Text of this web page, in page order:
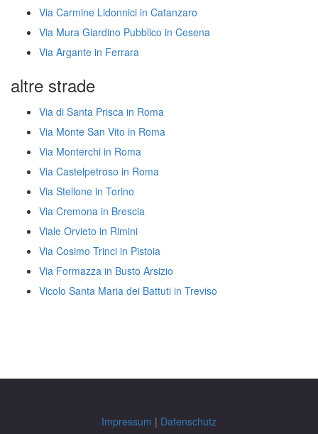
Via Carmine Lidonnici in Catanzaro
Via Mura Giardino Pubblico in Cesena
Via Argante in Ferrara
altre strade
Via di Santa Prisca in Roma
Via Monte San Vito in Roma
Via Monterchi in Roma
Via Castelpetroso in Roma
Via Stellone in Torino
Via Cremona in Brescia
Viale Orvieto in Rimini
Via Cosimo Trinci in Pistoia
Via Formazza in Busto Arsizio
Vicolo Santa Maria dei Battuti in Treviso
Impressum | Datenschutz